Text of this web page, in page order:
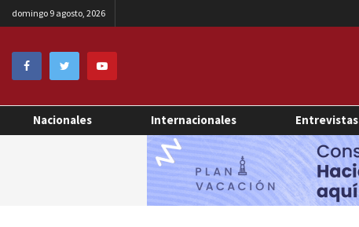
domingo 9 agosto, 2026
Nacionales Internacionales Entrevistas